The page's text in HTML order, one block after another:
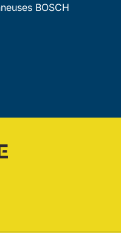
BOSCH